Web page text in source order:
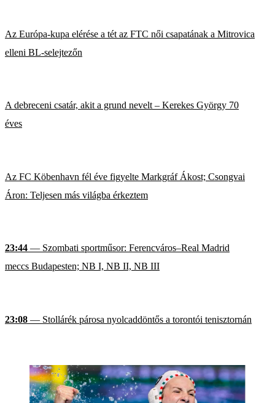
Az Európa-kupa elérése a tét az FTC női csapatának a Mitrovica
elleni BL-selejtezőn
A debreceni csatár, akit a grund nevelt – Kerekes György 70
éves
Az FC Köbenhavn fél éve figyelte Markgráf Ákost; Csongvai
Áron: Teljesen más világba érkeztem
23:44 — Szombati sportműsor: Ferencváros–Real Madrid
meccs Budapesten; NB I, NB II, NB III
23:08 — Stollárék párosa nyolcaddöntős a torontói tenisztornán